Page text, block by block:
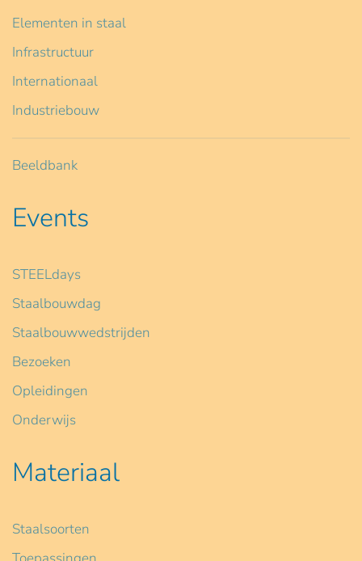
Elementen in staal
Infrastructuur
Internationaal
Industriebouw
Beeldbank
Events
STEELdays
Staalbouwdag
Staalbouwwedstrijden
Bezoeken
Opleidingen
Onderwijs
Materiaal
Staalsoorten